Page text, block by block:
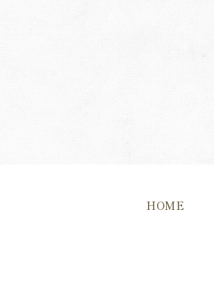
HOME